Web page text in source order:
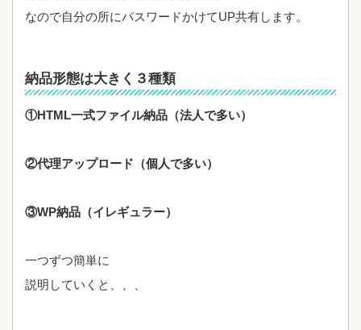
なので自分の所にパスワードかけてUP共有します。
納品形態は大きく３種類
①HTML一式ファイル納品（法人で多い）
②代理アップロード（個人で多い）
③WP納品（イレギュラー）
一つずつ簡単に
説明していくと、、、